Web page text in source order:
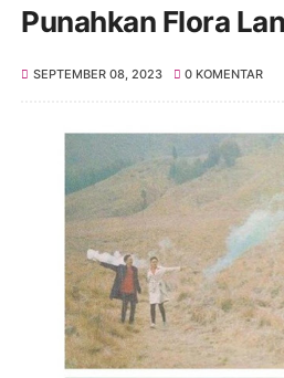
Punahkan Flora
SEPTEMBER 08, 2023 0 KOMENTAR